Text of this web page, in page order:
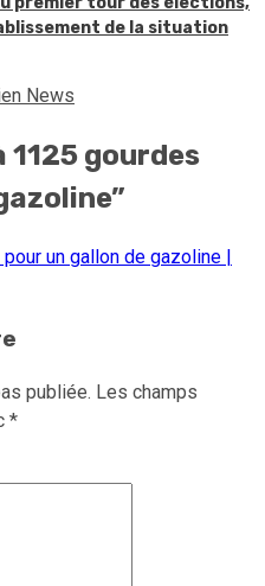
de la situation
News
1125 gourdes
”
un gallon de gazoline |
publiée. Les champs
*